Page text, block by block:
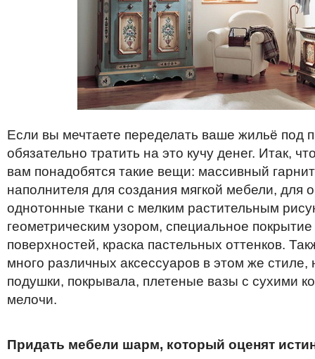
Если вы мечтаете переделать ваше жильё под
обязательно тратить на это кучу денег. Итак,
вам понадобятся такие вещи: массивный
наполнителя для создания мягкой мебели, для
однотонные ткани с мелким растительным
геометрическим узором, специальное
поверхностей, краска пастельных оттенков.
много различных аксессуаров в этом же стиле,
подушки, покрывала, плетеные вазы с сухими
мелочи.
Придать мебели шарм, который оценят